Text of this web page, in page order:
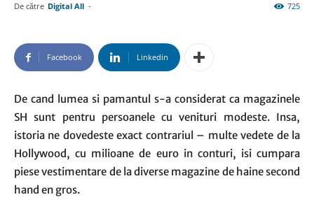
De către Digital All - 725
Facebook Linkedin
De cand lumea si pamantul s-a considerat ca magazinele
SH sunt pentru persoanele cu venituri modeste. Insa,
istoria ne dovedeste exact contrariul – multe vedete de la
Hollywood, cu milioane de euro in conturi, isi cumpara
piese vestimentare de la diverse magazine de haine second
hand en gros.